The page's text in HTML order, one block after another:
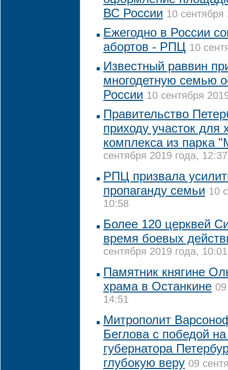
ВС России 10
Ежегодно в России
абортов - РПЦ 10
Известный раввин
многодетную семью
России 10 сентября
Правительство
приходу участок для
комплекса из парка
сентября 2019 года, 12:37
РПЦ призвала
пропаганду семьи 10
10:58
Более 120 церквей
время боевых
сентября 2019 года, 10:01
Памятник княгине
храма в Останкине
14:51
Митрополит
Беглова с победой
губернатора
глубокую веру 09